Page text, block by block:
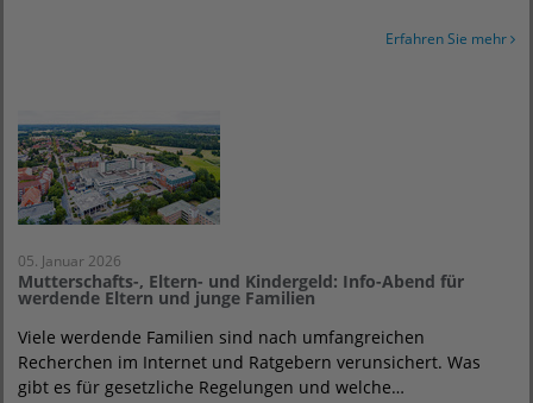
Erfahren Sie mehr
05. Januar 2026
Mutterschafts-, Eltern- und Kindergeld: Info-Abend für
werdende Eltern und junge Familien
Viele werdende Familien sind nach umfangreichen
Recherchen im Internet und Ratgebern verunsichert. Was
gibt es für gesetzliche Regelungen und welche…